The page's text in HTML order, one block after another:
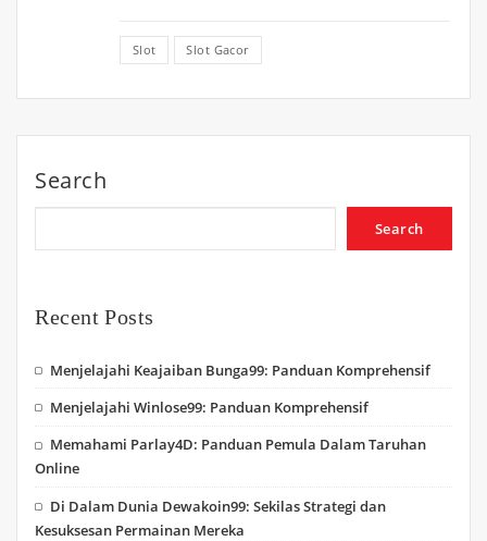
Slot Slot Gacor
Search
Search
Recent Posts
Menjelajahi Keajaiban Bunga99: Panduan Komprehensif
Menjelajahi Winlose99: Panduan Komprehensif
Memahami Parlay4D: Panduan Pemula Dalam Taruhan
Online
Di Dalam Dunia Dewakoin99: Sekilas Strategi dan
Kesuksesan Permainan Mereka